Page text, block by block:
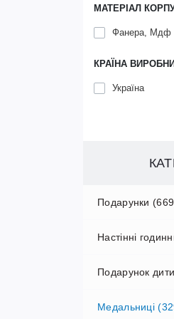
МАТЕРІАЛ
Фанера, Мдф
КРАЇНА
Україна
Подарунки
Подарунок
Подарунок
Іменні
Настінні
Автомобільні
Годинник
Подарунок
Медальниці